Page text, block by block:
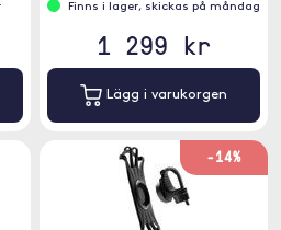
Finns i lager, skickas på måndag
1 299 kr
Lägg i varukorgen
-14%